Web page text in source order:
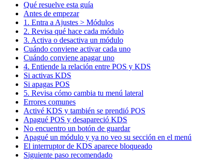
Qué resuelve esta guía
Antes de empezar
1. Entra a Ajustes > Módulos
2. Revisa qué hace cada módulo
3. Activa o desactiva un módulo
Cuándo conviene activar cada uno
Cuándo conviene apagar uno
4. Entiende la relación entre POS y KDS
Si activas KDS
Si apagas POS
5. Revisa cómo cambia tu menú lateral
Errores comunes
Activé KDS y también se prendió POS
Apagué POS y desapareció KDS
No encuentro un botón de guardar
Apagué un módulo y ya no veo su sección en el menú
El interruptor de KDS aparece bloqueado
Siguiente paso recomendado